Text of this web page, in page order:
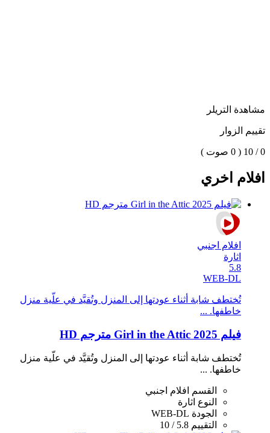
مشاهدة التريلر
تقييم الزوار
0 / 10 ( 0 صوت )
افلام اخري
افلام اجنبي
اثارة
5.8
WEB-DL
تُختطف شابة أثناء عودتها إلى المنزل وتُقيَّد في علّية منزل
خاطفها. ...
فيلم Girl in the Attic 2025 مترجم HD
تُختطف شابة أثناء عودتها إلى المنزل وتُقيَّد في علّية منزل
خاطفها. ...
القسم
افلام اجنبي
النوع اثارة
الجودة WEB-DL
التقييم 5.8 / 10